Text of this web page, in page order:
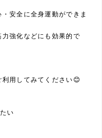
安全に全身運動ができま
強化などにも効果的で
用してみてください😊
い